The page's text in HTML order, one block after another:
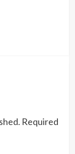
Required